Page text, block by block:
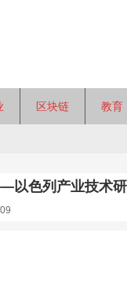
区块链 教育
以色列产业技术